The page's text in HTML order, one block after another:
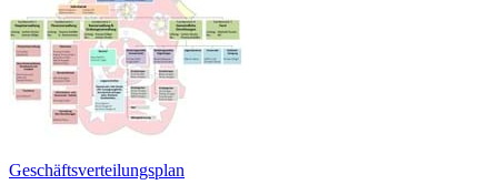
Geschäftsverteilungsplan